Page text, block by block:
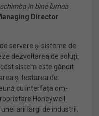
în bine lumea
Director
servere și sisteme de
dezvoltarea de soluții
sistem este gândit
și testarea de
cu interfața om-
Honeywell.
arii largi de industrii,